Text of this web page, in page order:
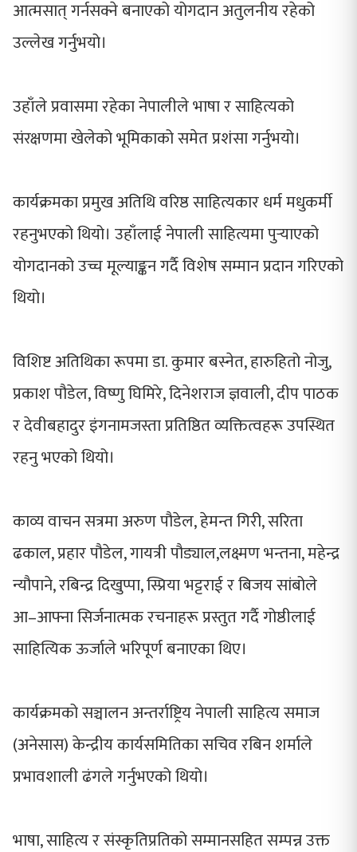
आत्मसात् गर्नसक्ने बनाएको योगदान अतुलनीय रहेको
उल्लेख गर्नुभयो।
उहाँले प्रवासमा रहेका नेपालीले भाषा र साहित्यको
संरक्षणमा खेलेको भूमिकाको समेत प्रशंसा गर्नुभयो।
कार्यक्रमका प्रमुख अतिथि वरिष्ठ साहित्यकार धर्म मधुकर्मी
रहनुभएको थियो। उहाँलाई नेपाली साहित्यमा पुर्‍याएको
योगदानको उच्च मूल्याङ्कन गर्दै विशेष सम्मान प्रदान गरिएको
थियो।
विशिष्ट अतिथिका रूपमा डा. कुमार बस्नेत, हारुहितो नोजु,
प्रकाश पौडेल, विष्णु घिमिरे, दिनेशराज ज्ञवाली, दीप पाठक
र देवीबहादुर इंगनामजस्ता प्रतिष्ठित व्यक्तित्वहरू उपस्थित
रहनु भएको थियो।
काव्य वाचन सत्रमा अरुण पौडेल, हेमन्त गिरी, सरिता
ढकाल, प्रहार पौडेल, गायत्री पौड्याल,लक्ष्मण भन्तना, महेन्द्र
न्यौपाने, रबिन्द्र दिखुप्पा, स्प्रिया भट्टराई र बिजय सांबोले
आ–आफ्ना सिर्जनात्मक रचनाहरू प्रस्तुत गर्दै गोष्ठीलाई
साहित्यिक ऊर्जाले भरिपूर्ण बनाएका थिए।
कार्यक्रमको सञ्चालन अन्तर्राष्ट्रिय नेपाली साहित्य समाज
(अनेसास) केन्द्रीय कार्यसमितिका सचिव रबिन शर्माले
प्रभावशाली ढंगले गर्नुभएको थियो।
भाषा, साहित्य र संस्कृतिप्रतिको सम्मानसहित सम्पन्न उक्त